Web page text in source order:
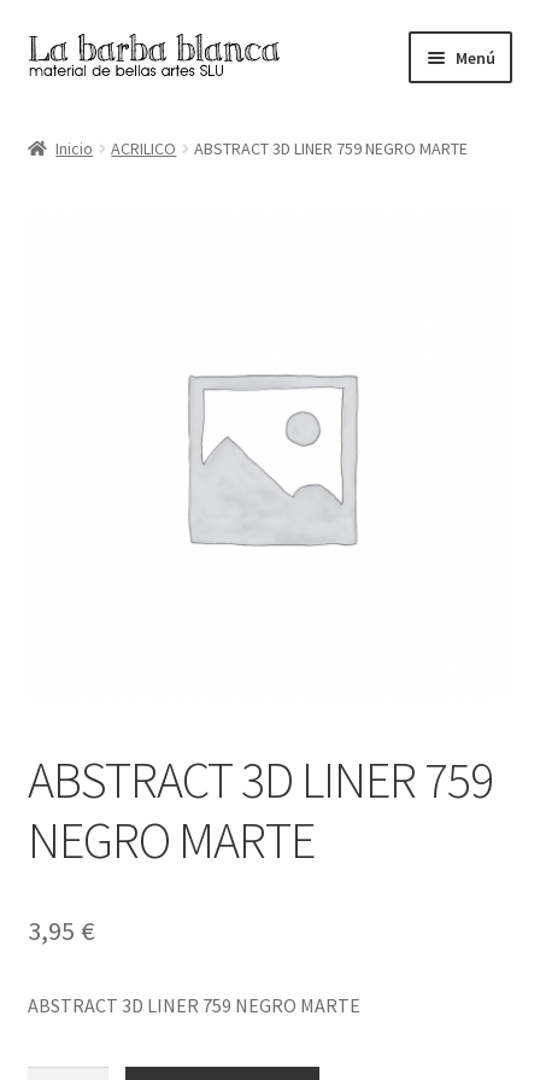
Ir
a
navegación
Ir
al
Menú
Inicio ACRILICO ABSTRACT 3D LINER 759 NEGRO MARTE
ABSTRACT 3D LINER 759
NEGRO MARTE
3,95 €
ABSTRACT 3D LINER 759 NEGRO MARTE